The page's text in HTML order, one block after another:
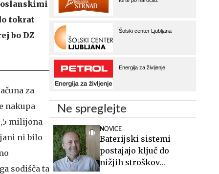
tokrat
bo DZ
za
nakupa
milijona
ni bilo
sodišča ta
Ne spreglejte
NOVICE
Baterijski sistemi
postajajo ključ do
nižjih stroškov